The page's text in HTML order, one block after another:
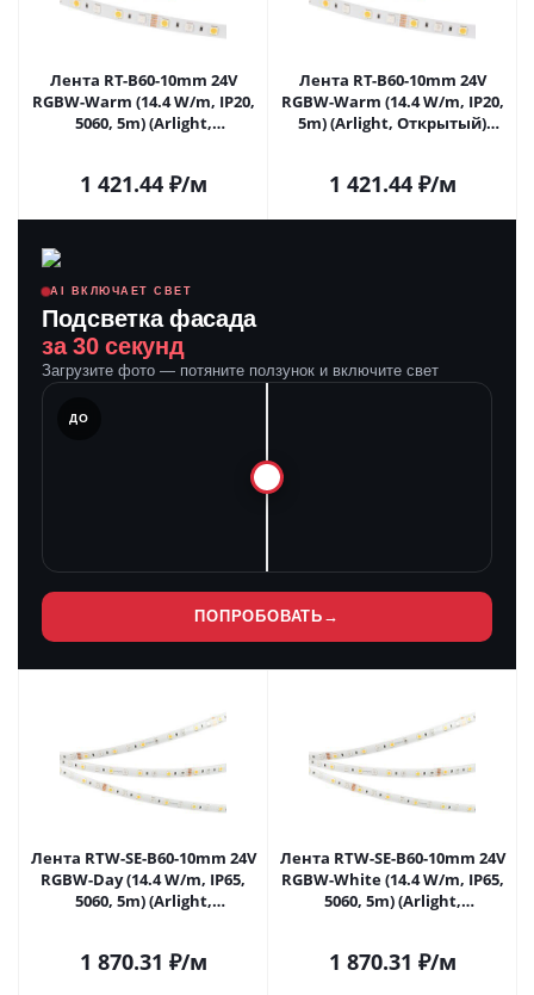
Лента RT-B60-10mm 24V
RGBW-Warm (14.4 W/m, IP20,
5060, 5m) (Arlight,
1 421.44₽/м
Лента RT-B60-10mm 24V
RGBW-Warm (14.4 W/m, IP20,
5m) (Arlight, Открытый)
1 421.44₽/м
AI ВКЛЮЧАЕТ СВЕТ
Подсветка фасада
за 30 секунд
Загрузите фото — потяните ползунок и включите свет
ДО
ПОПРОБОВАТЬ →
Лента RTW-SE-B60-10mm 24V
RGBW-Day (14.4 W/m, IP65,
5060, 5m) (Arlight,
1 870.31 ₽/м
Лента RTW-SE-B60-10mm 24V
RGBW-White (14.4 W/m, IP65,
5060, 5m) (Arlight,
1 870.31 ₽/м